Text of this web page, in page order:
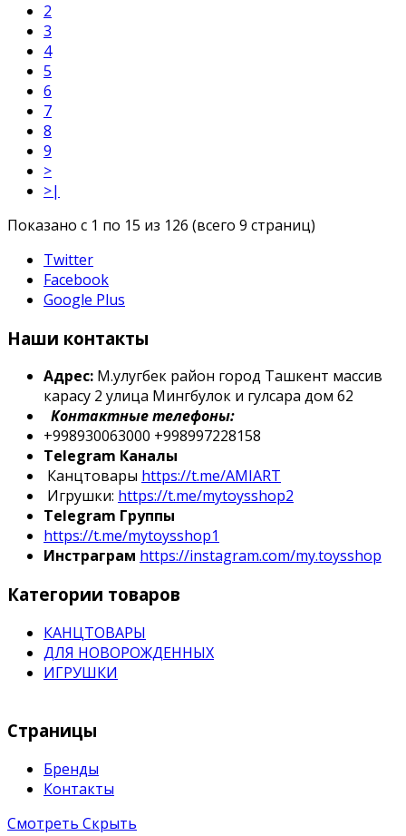
2
3
4
5
6
7
8
9
>
>|
Показано с 1 по 15 из 126 (всего 9 страниц)
Twitter
Facebook
Google Plus
Наши контакты
Адрес: М.улугбек район город Ташкент массив
карасу 2 улица Мингбулок и гулсара дом 62
Контактные телефоны:
+998930063000 +998997228158
Telegram Каналы
Канцтовары https://t.me/AMIART
Игрушки: https://t.me/mytoysshop2
Telegram Группы
https://t.me/mytoysshop1
Инстраграм https://instagram.com/my.toysshop
Категории товаров
КАНЦТОВАРЫ
ДЛЯ НОВОРОЖДЕННЫХ
ИГРУШКИ
Страницы
Бренды
Контакты
Смотреть Скрыть